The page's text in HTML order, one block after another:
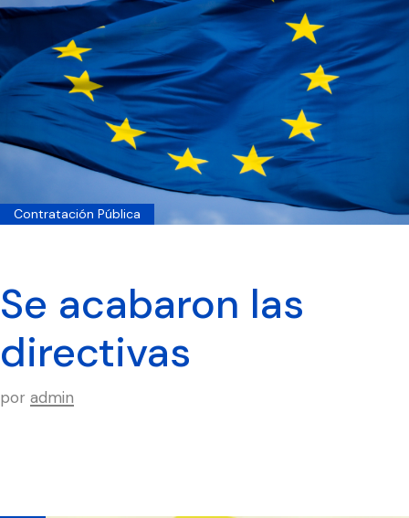
Contratación Pública
Se acabaron las
directivas
por admin